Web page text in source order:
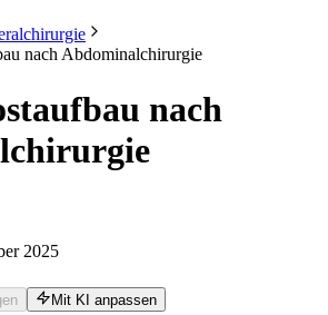
nach Abdominalchirurgie
nach
2025
Mit KI anpassen